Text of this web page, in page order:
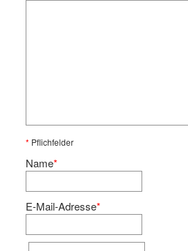
* Pflichfelder
Name*
E-Mail-Adresse*